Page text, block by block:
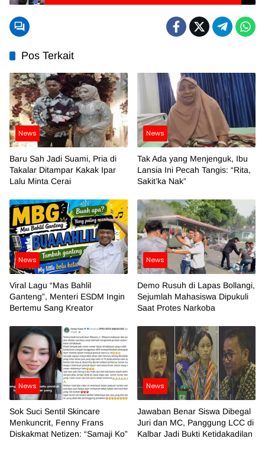
Pos Terkait
News
Baru Sah Jadi Suami, Pria di
Takalar Ditampar Kakak Ipar
Lalu Minta Cerai
News
Tak Ada yang Menjenguk, Ibu
Lansia Ini Pecah Tangis: “Rita,
Sakit’ka Nak”
News
Viral Lagu “Mas Bahlil
Ganteng”, Menteri ESDM Ingin
Bertemu Sang Kreator
News
Demo Rusuh di Lapas Bollangi,
Sejumlah Mahasiswa Dipukuli
Saat Protes Narkoba
News
Sok Suci Sentil Skincare
Menkuncrit, Fenny Frans
Diskakmat Netizen: “Samaji Ko”
News
Jawaban Benar Siswa Dibegal
Juri dan MC, Panggung LCC di
Kalbar Jadi Bukti Ketidakadilan